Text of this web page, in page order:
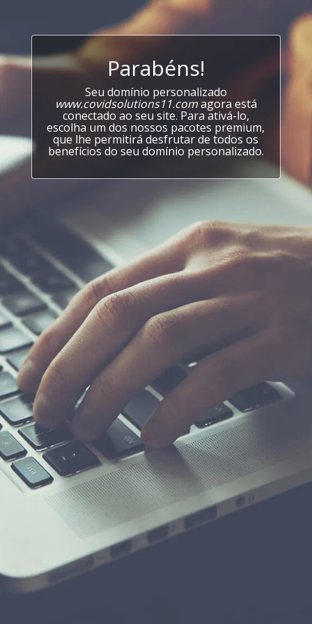
Parabéns!
Seu domínio personalizado
www.covidsolutions11.comagora está
conectado ao seu site. Para ativá-lo,
escolha um dos nossos pacotes premium,
que lhe permitirá desfrutar de todos os
benefícios do seu domínio personalizado.